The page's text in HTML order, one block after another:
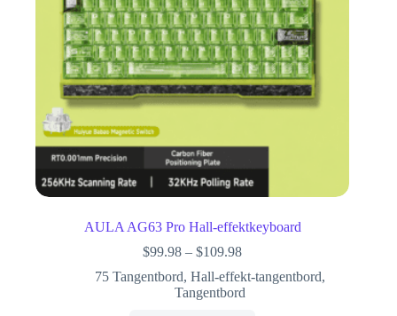
AULA AG63 Pro Hall-effektkeyboard
$99.98 – $109.98
75 Tangentbord,Hall-effekt-tangentbord,
Tangentbord